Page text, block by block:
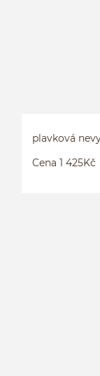
plavková
Cena 1 425Kč